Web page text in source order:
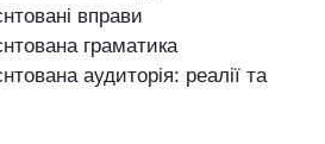
вправи
граматика
аудиторія: реалії та